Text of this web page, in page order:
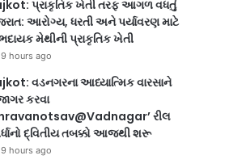
પ્રાકૃતિક ખેતી તરફ આગળ વધતું
આરોગ્ય, ધરતી અને પર્યાવરણ માટે
મેથીની પ્રાકૃતિક ખેતી
hours ago
વડનગરના આધ્યાત્મિક વારસાને
કરવા
રીલ
દ્વિતીય તબક્કો આજથી શરૂ
hours ago